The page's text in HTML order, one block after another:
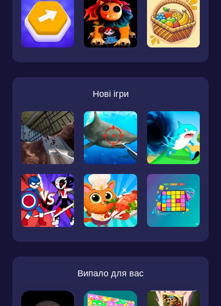
Нові ігри
Випало для вас